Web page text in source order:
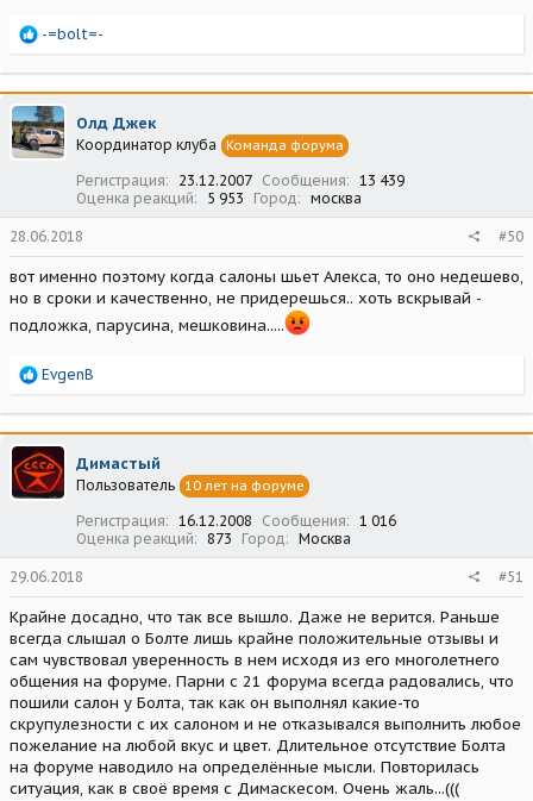
Р
а
к
ц
и
и
-=bolt=-
Олд Джек
Координатор клуба Команда форума
Регистрация 23.12.2007 Сообщения
13 439
Оценка реакций
5 953 Город москва
28.06.2018 #50
вот именно поэтому когда салоны шьет Алекса, то оно недешево,
но в сроки и качественно, не придерешься.. хоть вскрывай -
подложка, парусина, мешковина.....
Р
а
к
ц
и
и
EvgenB
Димастый
Пользователь 10 лет на форуме
Регистрация 16.12.2008 Сообщения
1 016
Оценка реакций
873 Город Москва
29.06.2018 #51
Крайне досадно, что так все вышло. Даже не верится. Раньше
всегда слышал о Болте лишь крайне положительные отзывы и
сам чувствовал уверенность в нем исходя из его многолетнего
общения на форуме. Парни с 21 форума всегда радовались, что
пошили салон у Болта, так как он выполнял какие-то
скрупулезности с их салоном и не отказывался выполнить любое
пожелание на любой вкус и цвет. Длительное отсутствие Болта
на форуме наводило на определённые мысли. Повторилась
ситуация, как в своё время с Димаскесом. Очень жаль...(((